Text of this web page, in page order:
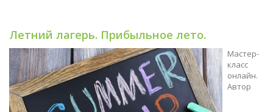
Летний лагерь. Прибыльное лето.
Мастер-
класс
онлайн.
Автор